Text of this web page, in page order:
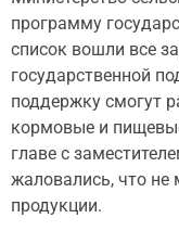
программу
список вошли все
государственной
поддержку смогут
кормовые и
главе с
жаловались, что не
продукции.